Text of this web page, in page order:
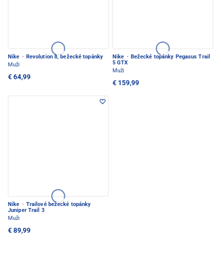
Nike · Revolution 8, bežecké topánky
Muži
€ 64,99
Nike · Bežecké topánky Pegasus Trail
5 GTX
Muži
€ 159,99
Nike · Trailové bežecké topánky
Juniper Trail 3
Muži
€ 89,99